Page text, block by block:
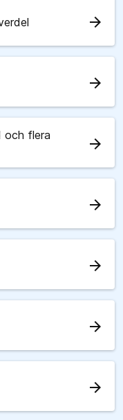
arrow_forward
arrow_forward
och flera
arrow_forward
arrow_forward
arrow_forward
arrow_forward
arrow_forward